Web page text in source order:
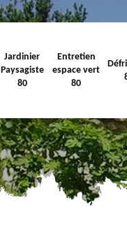
Jardinier
Paysagiste
80
Entretien
espace vert
80